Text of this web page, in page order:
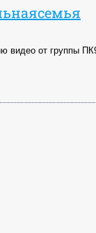
от группы